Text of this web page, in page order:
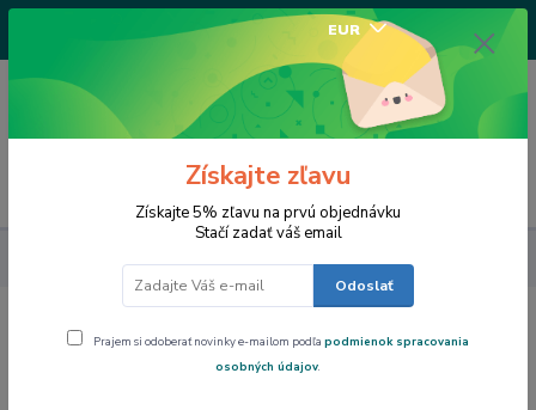
EUR
/Po-Pi 9-17 hod/
0,00 EUR
WESTMARK Univerzálny vykrajovač GENTLE
WESTMARK Univerzálny vykrajovač
Získajte zľavu
Získajte 5% zľavu na prvú objednávku
Stačí zadať váš email
Odoslať
Prajem si odoberať novinky e-mailom podľa podmienok spracovania
osobných údajov.